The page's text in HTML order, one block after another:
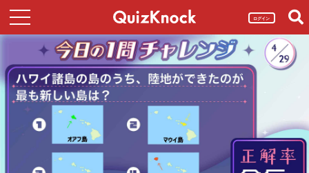
ログイン